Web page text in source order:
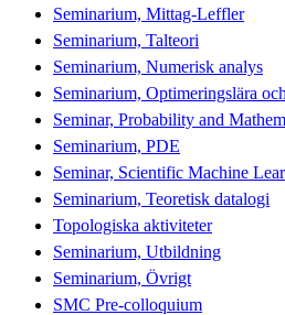
Seminarium, Mittag-Leffler
Seminarium, Talteori
Seminarium, Numerisk analys
Seminarium, Optimeringslära
Seminar, Probability and
Seminarium, PDE
Seminar, Scientific Machine
Seminarium, Teoretisk datalogi
Topologiska aktiviteter
Seminarium, Utbildning
Seminarium, Övrigt
SMC Pre-colloquium